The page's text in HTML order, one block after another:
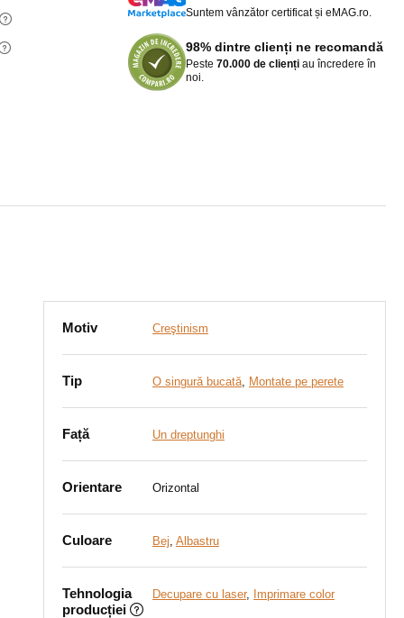
Suntem vânzător certificat și eMAG.ro.
98% dintre clienți ne recomandă
Peste 70.000 de clienți au încredere în
noi.
Motiv Creştinism
Tip O singură bucată, Montate pe perete
Față Un dreptunghi
Orientare Orizontal
Culoare Bej, Albastru
Tehnologia
producției
Decupare cu laser, Imprimare color